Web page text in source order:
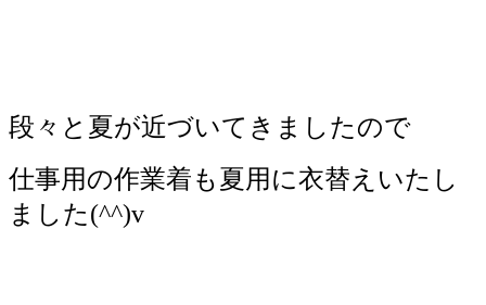
段々と夏が近づいてきましたので
仕事用の作業着も夏用に衣替えいたし
ました(^^)v